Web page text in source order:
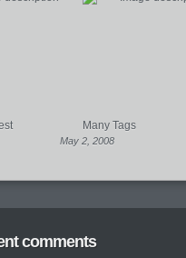
Many Tags
May 2, 2008
comments